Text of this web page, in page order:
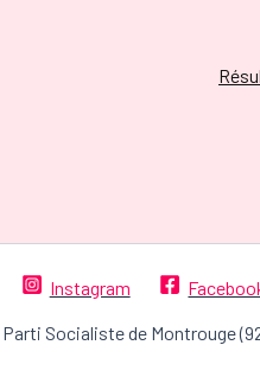
Instagram
Socialiste de Montrouge